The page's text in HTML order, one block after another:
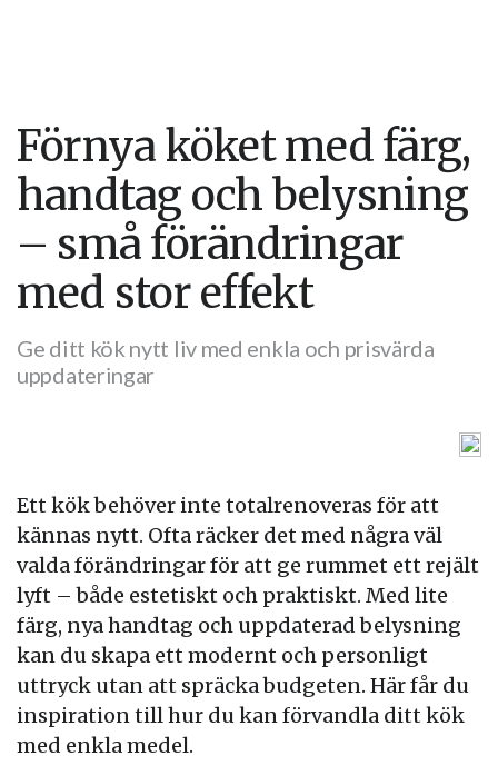
Förnya köket med färg,
handtag och belysning
– små förändringar
med stor effekt
Ge ditt kök nytt liv med enkla och prisvärda
uppdateringar
Ett kök behöver inte totalrenoveras för att
kännas nytt. Ofta räcker det med några väl
valda förändringar för att ge rummet ett rejält
lyft – både estetiskt och praktiskt. Med lite
färg, nya handtag och uppdaterad belysning
kan du skapa ett modernt och personligt
uttryck utan att spräcka budgeten. Här får du
inspiration till hur du kan förvandla ditt kök
med enkla medel.